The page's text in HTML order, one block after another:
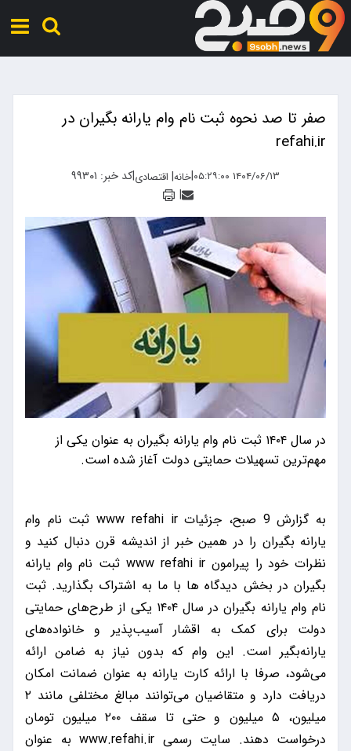
صفر تا صد نحوه ثبت نام وام یارانه بگیران در
refahi.ir
۱۴۰۴/۰۶/۱۳ ۰۵:۲۹:۰۰ |خانه| اقتصادی|کد خبر: ۹۹۳۰۱
|
در سال ۱۴۰۴ ثبت نام وام یارانه بگیران به عنوان یکی از
مهم‌ترین تسهیلات حمایتی دولت آغاز شده است.
به گزارش 9 صبح، جزئیات www refahi ir ثبت نام وام
یارانه بگیران را در همین خبر از اندیشه قرن دنبال کنید و
نظرات خود را پیرامون www refahi ir ثبت نام وام یارانه
بگیران در بخش دیدگاه ها با ما به اشتراک بگذارید. ثبت
نام وام یارانه بگیران در سال ۱۴۰۴ یکی از طرح‌های حمایتی
دولت برای کمک به اقشار آسیب‌پذیر و خانواده‌های
یارانه‌بگیر است. این وام که بدون نیاز به ضامن ارائه
می‌شود، صرفا با ارائه کارت یارانه به عنوان ضمانت امکان
دریافت دارد و متقاضیان می‌توانند مبالغ مختلفی مانند ۲
میلیون، ۵ میلیون و حتی تا سقف ۲۰۰ میلیون تومان
درخواست دهند. سایت رسمی www.refahi.ir به عنوان